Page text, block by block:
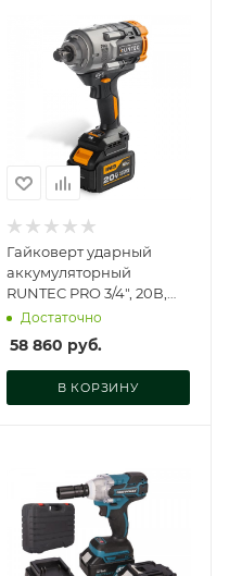
Гайковерт ударный
аккумуляторный
RUNTEC PRO 3/4", 20В,
2*6Ач, 1600Нм, RT-
Достаточно
58 860 руб.
В КОРЗИНУ